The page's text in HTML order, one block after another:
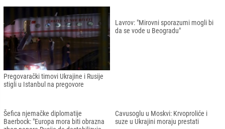
Dačić: " Srbija ne može zaštiti svoj
teritorijalni integritet bez podrške
Rusije"
Podoljak: Rezultati sastanka u
Istanbulu dovoljni za sastanak na
nivou predsjednika
Osmani: "Ako Putin dobije što želi, to
onda znači kraj demokratije"
Vučić kao lokaciju pregovora Rusije i
Ukrajine ponudio Beograd